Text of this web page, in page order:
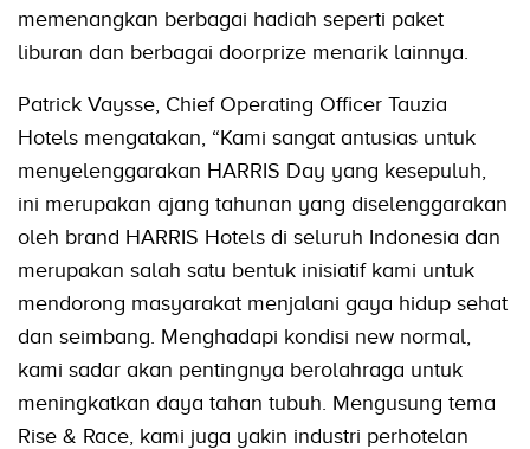
memenangkan berbagai hadiah seperti paket
liburan dan berbagai doorprize menarik lainnya.
Patrick Vaysse, Chief Operating Officer Tauzia
Hotels mengatakan, “Kami sangat antusias untuk
menyelenggarakan HARRIS Day yang kesepuluh,
ini merupakan ajang tahunan yang diselenggarakan
oleh brand HARRIS Hotels di seluruh Indonesia dan
merupakan salah satu bentuk inisiatif kami untuk
mendorong masyarakat menjalani gaya hidup sehat
dan seimbang. Menghadapi kondisi new normal,
kami sadar akan pentingnya berolahraga untuk
meningkatkan daya tahan tubuh. Mengusung tema
Rise & Race, kami juga yakin industri perhotelan